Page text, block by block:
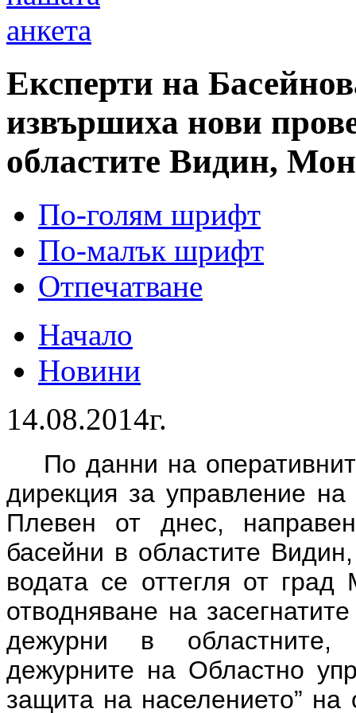
анкета
Експерти на
извършиха нови
областите Видин,
По-голям шрифт
По-малък шрифт
Отпечатване
Начало
Новини
14.08.2014г.
По данни на
дирекция за управление
Плевен от днес,
басейни в областите
водата се оттегля от
отводняване на
дежурни в областните,
дежурните на Областно
защита на населението”